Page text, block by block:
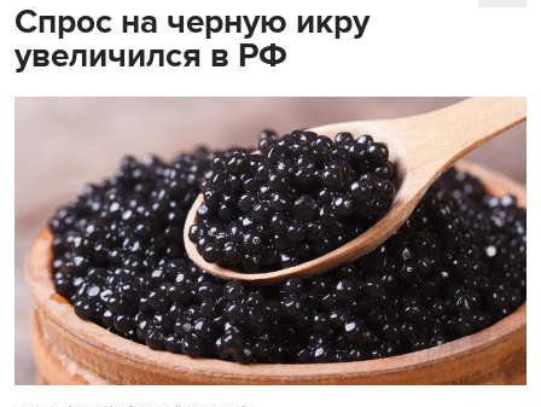
Спрос на черную икру
увеличился в РФ